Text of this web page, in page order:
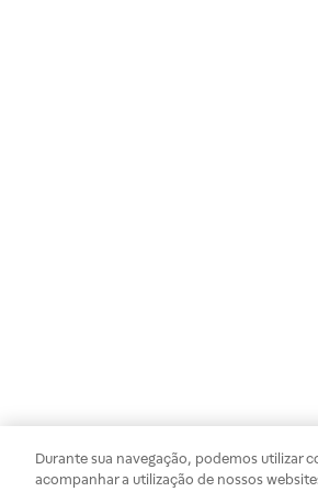
Durante sua navegação, podemos utilizar
acompanhar a utilização de nossos